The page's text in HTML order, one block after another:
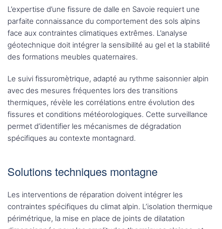
L’expertise d’une fissure de dalle en Savoie requiert une
parfaite connaissance du comportement des sols alpins
face aux contraintes climatiques extrêmes. L’analyse
géotechnique doit intégrer la sensibilité au gel et la stabilité
des formations meubles quaternaires.
Le suivi fissuromètrique, adapté au rythme saisonnier alpin
avec des mesures fréquentes lors des transitions
thermiques, révèle les corrélations entre évolution des
fissures et conditions météorologiques. Cette surveillance
permet d’identifier les mécanismes de dégradation
spécifiques au contexte montagnard.
Solutions techniques montagne
Les interventions de réparation doivent intégrer les
contraintes spécifiques du climat alpin. L’isolation thermique
périmétrique, la mise en place de joints de dilatation